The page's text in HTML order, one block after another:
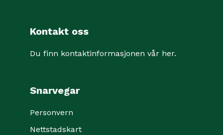
Kontakt oss
Du finn kontaktinformasjonen vår her.
Snarvegar
Personvern
Nettstadskart